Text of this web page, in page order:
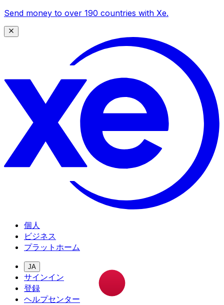
Send money to over 190 countries with Xe.
個人
ビジネス
プラットホーム
JA
サインイン
登録
ヘルプセンター